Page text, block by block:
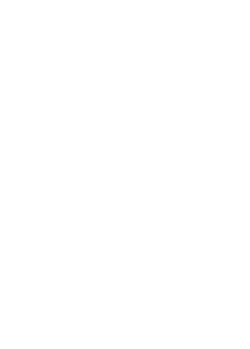
La Audiencia Provincial de
hombre que mató a un
de Almáchar. El tribunal
aunque con exceso, y que